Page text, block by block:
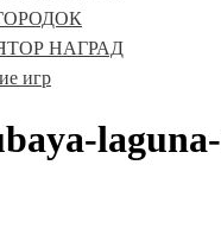
НАГРАД
игр